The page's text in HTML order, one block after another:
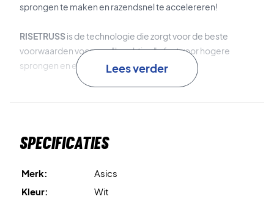
sprongen te maken en razendsnel te accelereren!
RISETRUSSis de technologie die zorgt voor de beste
voorwaarden voor een "krachtige" afzet voor hogere
sprongen en een snellere acceleratie.
en energieteruggave.
Energy Lock System
is de technologie die wordt gebruikt
goede en "vergrendelde" pasvorm.
Lees verder
Specificaties
Merk:
Asics
Kleur:
Wit